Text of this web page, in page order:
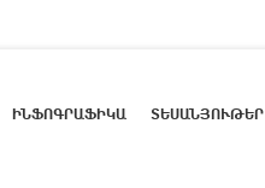
ԻՆՖՈԳՐԱՖԻԿԱ ՏԵՍԱՆՅՈՒԹԵՐ